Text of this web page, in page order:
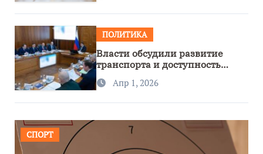
ПОЛИТИКА
Власти обсудили развитие
транспорта и доступность
региона
Апр 1, 2026
СПОРТ